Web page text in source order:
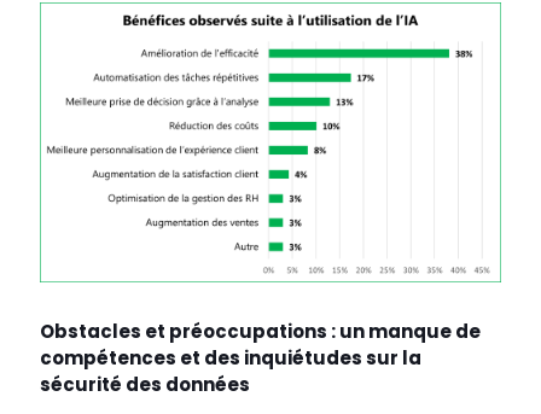
Obstacles et préoccupations : un manque de
compétences et des inquiétudes sur la
sécurité des données